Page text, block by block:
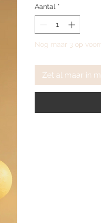
Aantal *
Nog maar 3 op
Zet al maar in